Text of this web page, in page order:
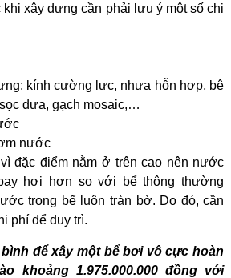
xây dựng cần phải lưu ý một số chi
kính cường lực, nhựa hỗn hợp, bê
dưa, gạch mosaic,…
nước
đặc điểm nằm ở trên cao nên nước
hơi hơn so với bể thông thường
trong bể luôn tràn bờ. Do đó, cần
phí để duy trì.
để xây một bể bơi vô cực hoàn
khoảng 1.975.000.000 đồng với